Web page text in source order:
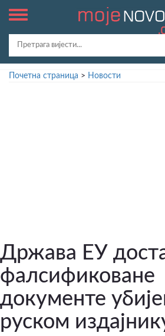
Почетна страница > Новости
Држава ЕУ
фалсификоване
документе
руском